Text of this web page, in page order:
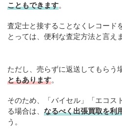
こともできます。
査定士と接することなくレコード
とっては、便利な査定方法と言え
ただし、売らずに返送してもらう
ともあります。
そのため、「バイセル」「エコス
る場合は、 なるべく出張買取を利
う。